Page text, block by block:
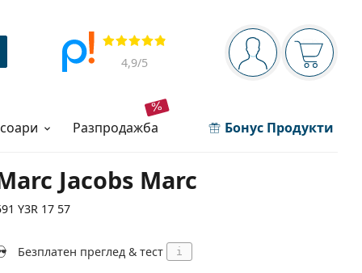
Navigation panel
Вие сте вписани
Прегледи
4,9/5
разпродажба Бонус Продукти
Jacobs Marc
Y3R 17 57
Безплатен преглед & тест i